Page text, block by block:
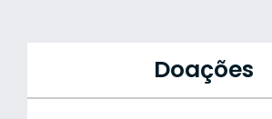
Doações